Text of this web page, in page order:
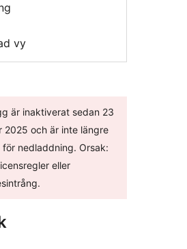
vy
är inaktiverat sedan 23
2025 och är inte längre
nedladdning. Orsak:
eller